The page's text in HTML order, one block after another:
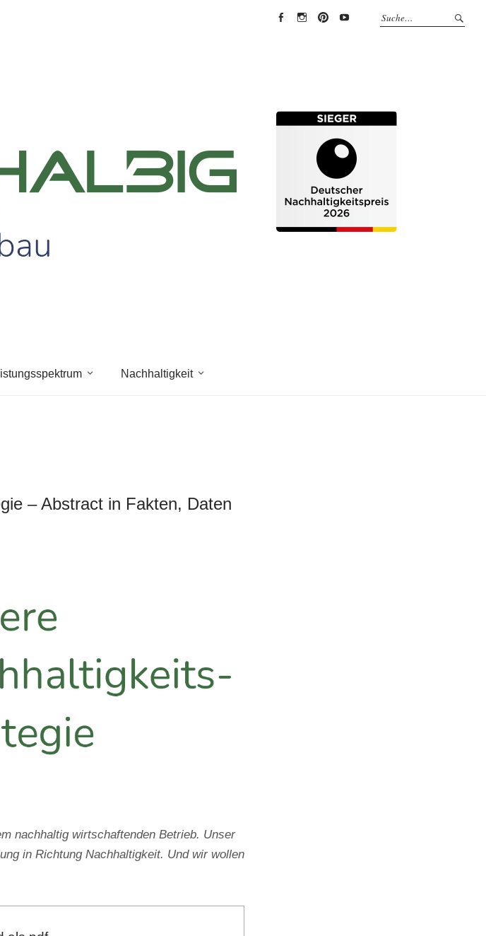
Nachhaltigkeit
– Abstract in Fakten, Daten
nachhaltig wirtschaftenden Betrieb. Unser
in Richtung Nachhaltigkeit. Und wir wollen